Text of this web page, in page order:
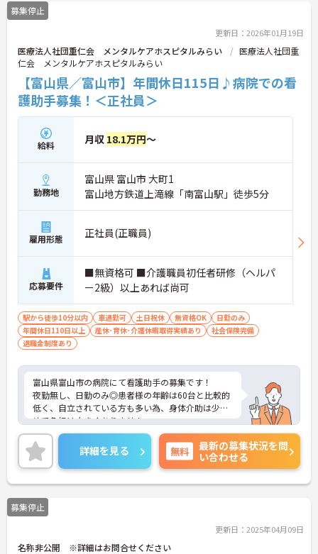
募集停止
更新日：2026年01月19日
医療法人社団重仁会 メンタルケアホスピタルみらい
医療法人社団重
仁会 メンタルケアホスピタルみらい
【富山県／富山市】年間休日115日♪病院での看
護助手募集！＜正社員＞
給料 月収 18.1万円～
勤務地
富山県 富山市 大町1
富山地方鉄道上滝線「南富山駅」徒歩5分
雇用形態 正社員(正職員)
応募要件
■無資格可 ■介護職員初任者研修（ヘルパ
ー2級）以上あれば尚可
駅から徒歩10分以内 車通勤可 土日祝休 無資格OK
日勤のみ
年間休日110日以上
産休･育休･介護休暇取得実績あり
社会保険完備
退職金制度あり
富山県富山市の病院にて看護助手の募集です！
夜勤無し、日勤のみ◎患者様の年齢は60台と比較的
低く、自立されている方も多い為、身体介助は少な
めで負担は大きくありません。
e-ラーニングシステム導入で、自分にあった研修が
受講可能です。
ご興味のある方には、面接対策ポイントなどさらに
詳細をお話いたしますので、お気軽にご相談くださ
い。
詳細を見る 無料
最新の募集状況を問
い合わせる
募集停止
更新日：2025年04月09日
名称非公開 ※詳細はお問合せください